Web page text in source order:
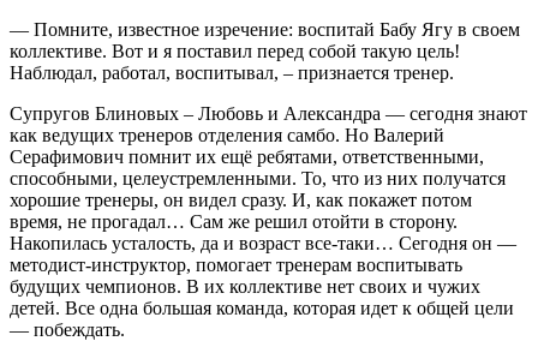
— Помните, известное изречение: воспитай Бабу Ягу в своем
коллективе. Вот и я поставил перед собой такую цель!
Наблюдал, работал, воспитывал, – признается тренер.
Супругов Блиновых – Любовь и Александра — сегодня знают
как ведущих тренеров отделения самбо. Но Валерий
Серафимович помнит их ещё ребятами, ответственными,
способными, целеустремленными. То, что из них получатся
хорошие тренеры, он видел сразу. И, как покажет потом
время, не прогадал… Сам же решил отойти в сторону.
Накопилась усталость, да и возраст все-таки… Сегодня он —
методист-инструктор, помогает тренерам воспитывать
будущих чемпионов. В их коллективе нет своих и чужих
детей. Все одна большая команда, которая идет к общей цели
— побеждать.